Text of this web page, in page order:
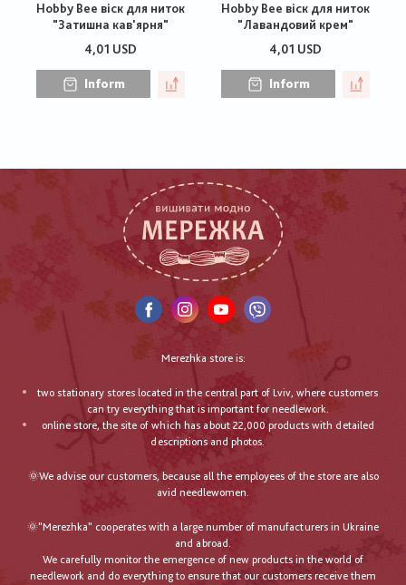
Hobby Bee віск для ниток
"Затишна кав'ярня"
4,01 USD
Inform
Hobby Bee віск для ниток
"Лавандовий крем"
4,01 USD
Inform
Merezhka store is:
two stationary stores located in the central part of Lviv, where customers
can try everything that is important for needlework.
online store, the site of which has about 22,000 products with detailed
descriptions and photos.
🌞We advise our customers, because all the employees of the store are also
avid needlewomen.
🌞"Merezhka" cooperates with a large number of manufacturers in Ukraine
and abroad.
We carefully monitor the emergence of new products in the world of
needlework and do everything to ensure that our customers receive them